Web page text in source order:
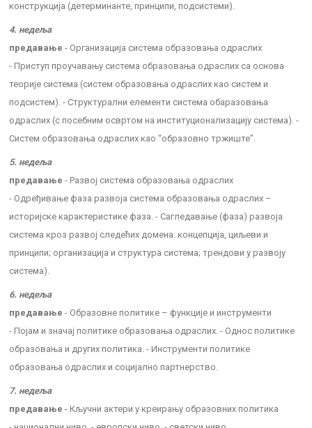
конструкција (детерминанте, принципи, подсистеми).
4. недеља
предавање - Организација система образовања одраслих
- Приступ проучавању система образовања одраслих са основа
теорије система (систем образовања одраслих као систем и
подсистем). - Структурални елементи система обаразовања
одраслих (с посебним освртом на институционализацију система). -
Систем образовања одраслих као “образовно тржиште”.
5. недеља
предавање - Развој система образовања одраслих
- Одређивање фаза развоја система образовања одраслих –
историјске карактеристике фаза. - Сагледавање (фаза) развоја
система кроз развој следећих домена: концепција, циљеви и
принципи; организација и структура система; трендови у развоју
система).
6. недеља
предавање - Образовне политике – функције и инструменти
- Појам и значај политике образовања одраслих. - Однос политике
образовања и других политика. - Инструменти политике
образовања одраслих и социјално партнерство.
7. недеља
предавање - Кључни актери у креирању образовних политика